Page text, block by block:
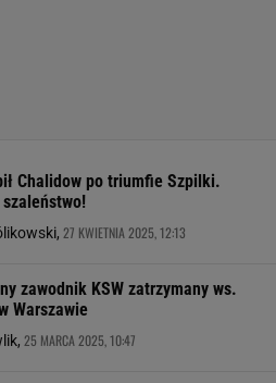
Chalidow po triumfie Szpilki.
27 KWIETNIA 2025, 12:13
zawodnik KSW zatrzymany ws.
Warszawie
25 MARCA 2025, 10:47